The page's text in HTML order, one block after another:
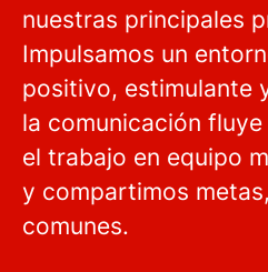
nuestras principales
Impulsamos un
positivo, estimulante
la comunicación
el trabajo en equipo
y compartimos
comunes.